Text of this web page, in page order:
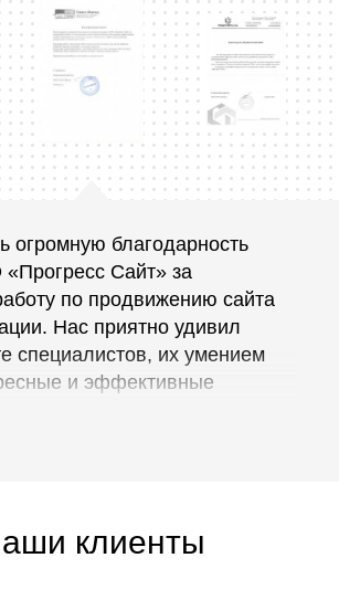
огромную благодарность
Сайт» за
по продвижению сайта
Нас приятно удивил
специалистов, их умением
и эффективные
клиенты